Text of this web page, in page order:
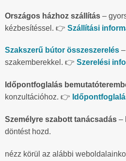
Országos házhoz szállítás –
kézbesítéssel. 👉 Szállítási
Szakszerű bútor összeszerelés
szakemberekkel. 👉 Szerelési
Időpontfoglalás
konzultációhoz. 👉
Személyre szabott tanácsadás –
döntést hozd.
nézz körül az alábbi